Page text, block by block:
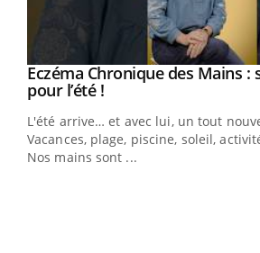
Youtube
Eczéma Chronique des Mains :
pour l’été !Youtube
L'été arrive… et avec lui, un tout
Vacances, plage, piscine, soleil,
Nos mains sont ...